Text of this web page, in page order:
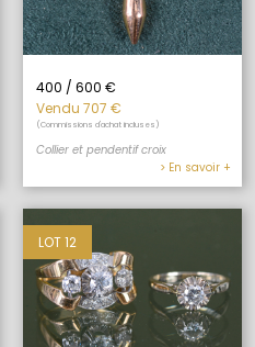
400 / 600 €
Vendu 707 €
(Commissions d'achat incluses)
Collier et pendentif croix
> En savoir +
LOT 12